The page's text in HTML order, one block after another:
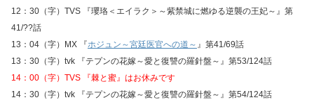
12：30（字）TVS 『瓔珞＜エイラク＞～紫禁城に燃ゆる逆襲の王妃～』第
41/??話
13：04（字）MX 『ホジュン～宮廷医官への道～ 』第41/69話
13：30（字）tvk 『テプンの花嫁～愛と復讐の羅針盤～』第53/124話
14：00（字）TVS 『棘と蜜』はお休みです
14：30（字）tvk 『テプンの花嫁～愛と復讐の羅針盤～』第54/124話